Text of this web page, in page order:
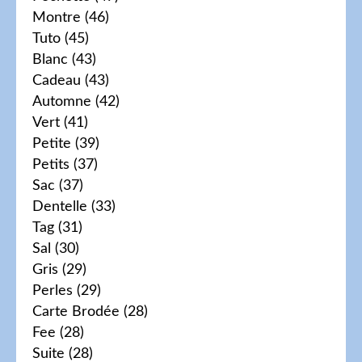
Montre (46)
Tuto (45)
Blanc (43)
Cadeau (43)
Automne (42)
Vert (41)
Petite (39)
Petits (37)
Sac (37)
Dentelle (33)
Tag (31)
Sal (30)
Gris (29)
Perles (29)
Carte Brodée (28)
Fee (28)
Suite (28)